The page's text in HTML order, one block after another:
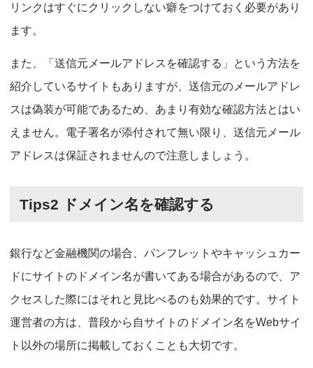
リンクはすぐにクリックしない癖をつけておく必要があり
ます。
また、「送信元メールアドレスを確認する」という方法を
紹介しているサイトもありますが、送信元のメールアドレ
スは偽装が可能であるため、あまり有効な確認方法とはい
えません。電子署名が添付されて無い限り、送信元メール
アドレスは保証されませんので注意しましょう。
Tips2 ドメイン名を確認する
銀行など金融機関の場合、パンフレットやキャッシュカー
ドにサイトのドメイン名が書いてある場合があるので、ア
クセスした際にはそれと見比べるのも効果的です。サイト
運営者の方は、普段から自サイトのドメイン名をWebサイ
ト以外の場所に掲載しておくことも大切です。